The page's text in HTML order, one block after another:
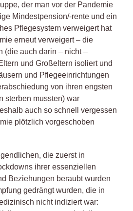
der man vor der Pandemie
Mindestpension/-rente und ein
Pflegesystem verweigert hat
erneut verweigert – die
(die auch darin – nicht –
und Großeltern isoliert und
und Pflegeeinrichtungen
von ihren engsten
sterben mussten) war
auch so schnell vergessen
plötzlich vorgeschoben
die zuerst in
ihrer essenziellen
Beziehungen beraubt wurden
gedrängt wurden, die in
nicht indiziert war: